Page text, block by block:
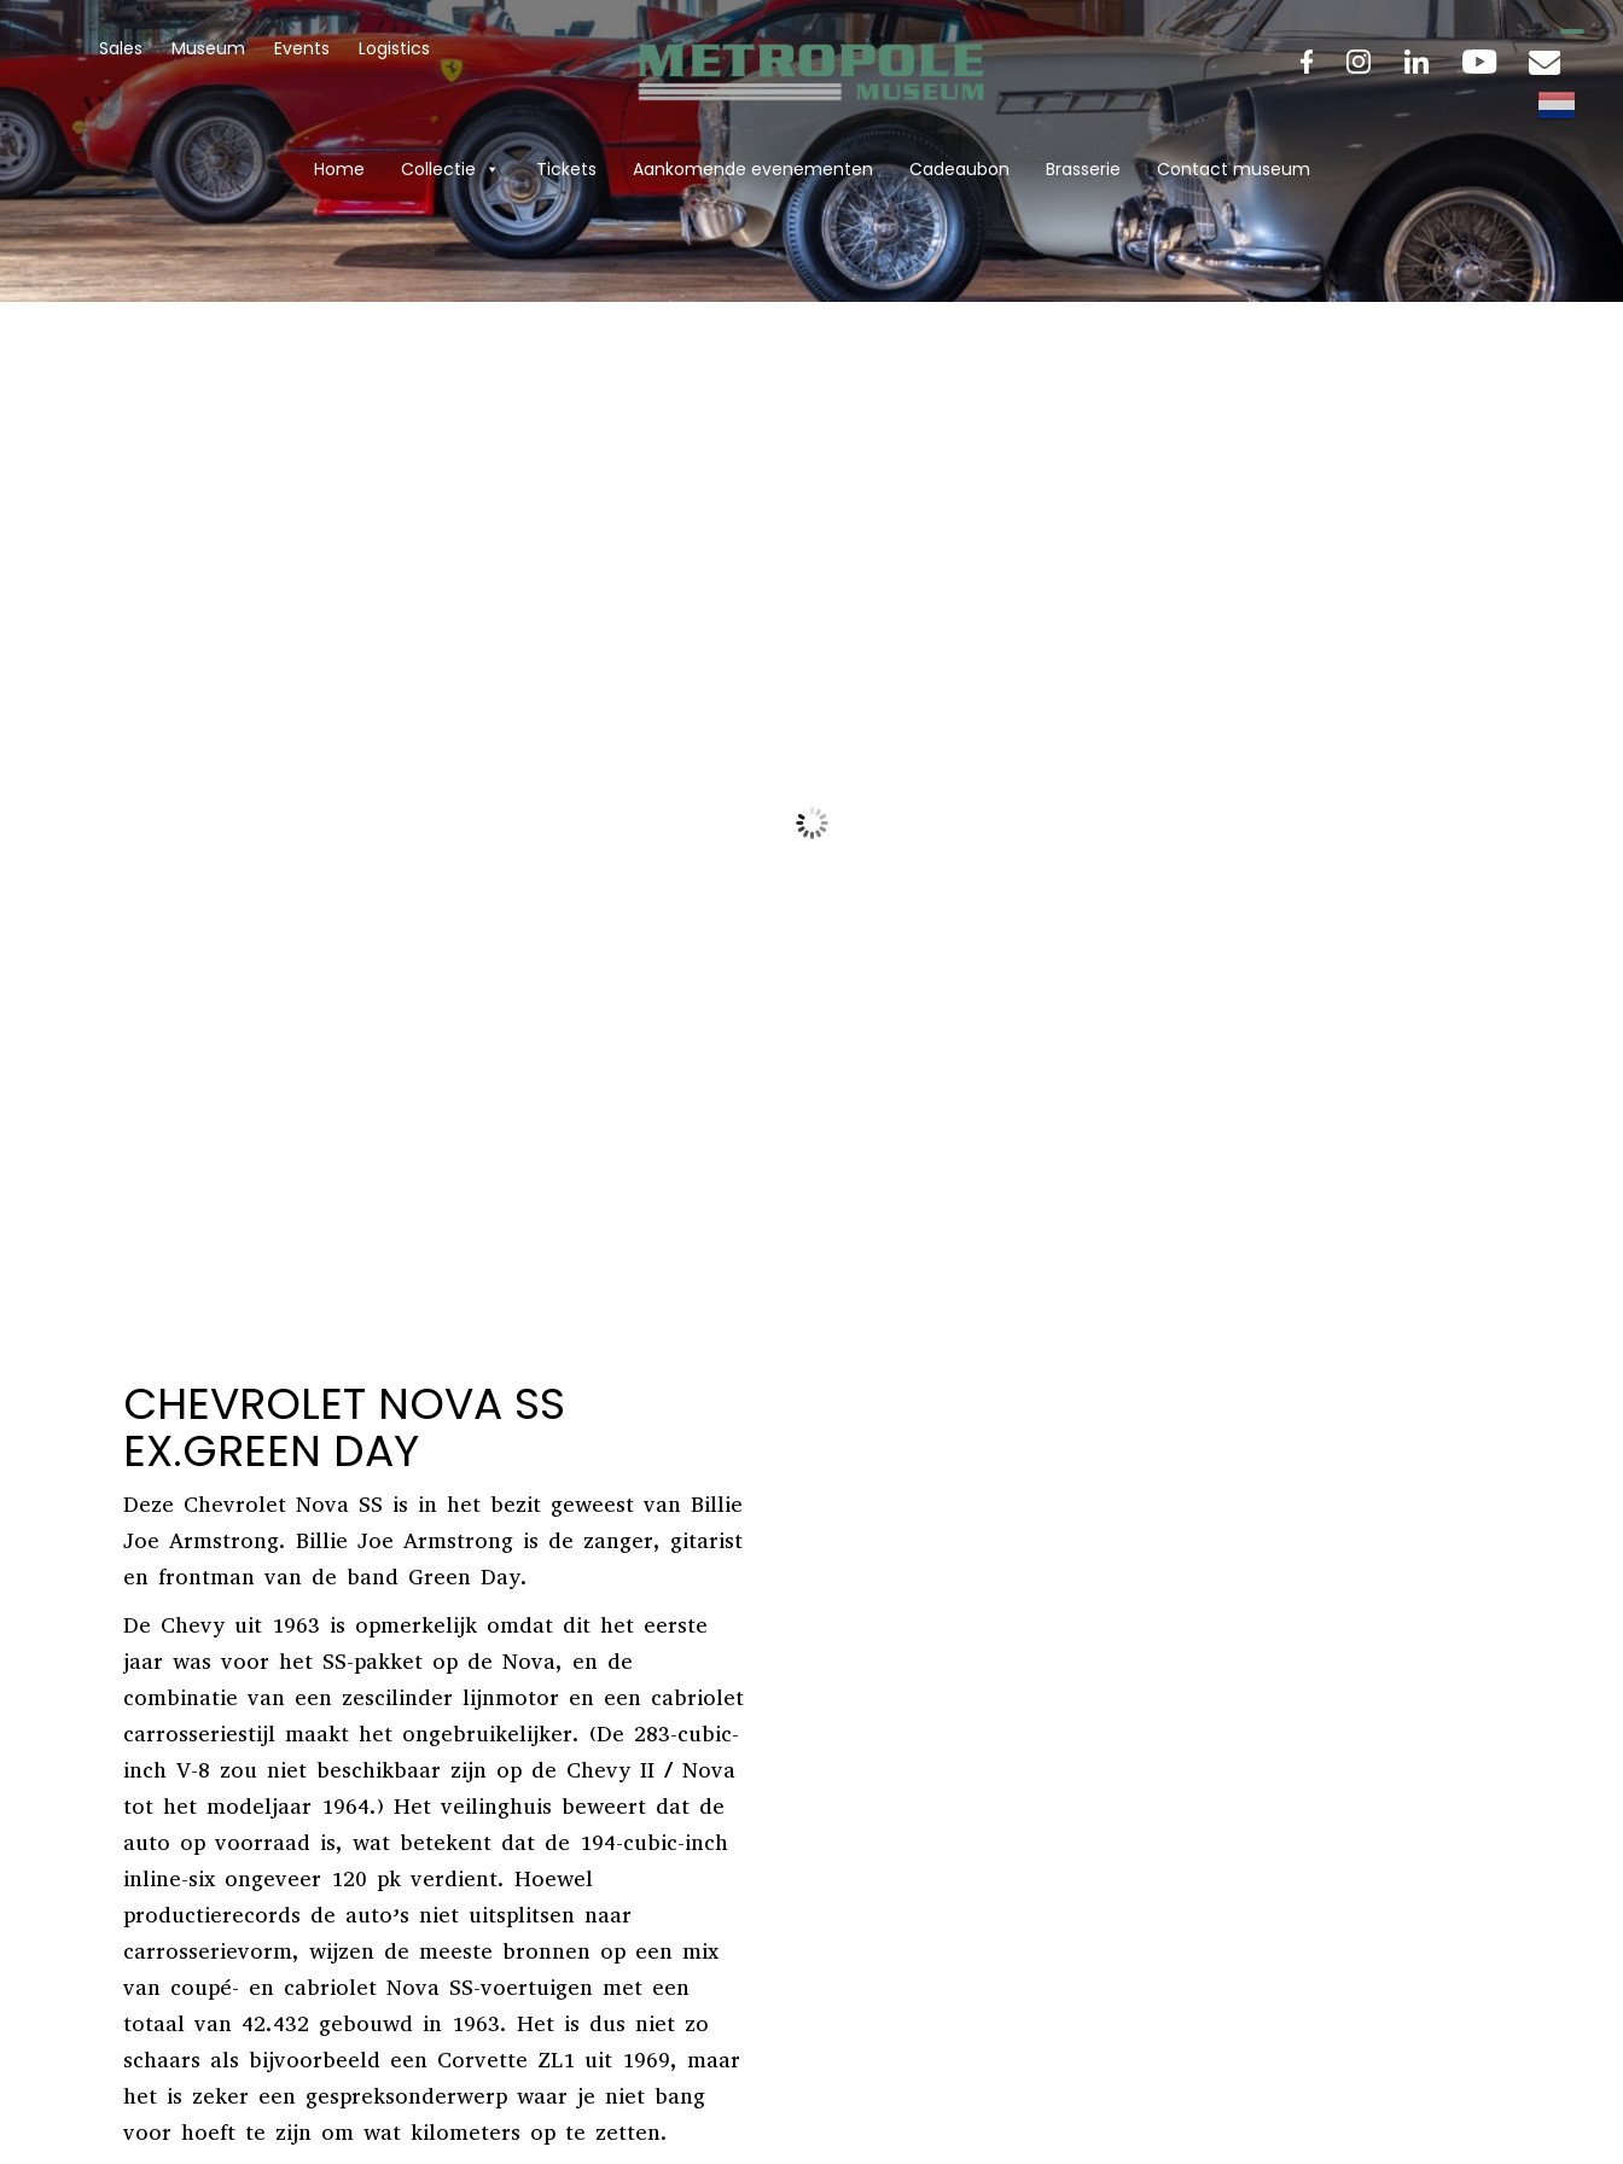
Sales Museum Events Logistics
Home Collectie Tickets Aankomende evenementen Cadeaubon Brasserie Contact museum
CHEVROLET NOVA SS
EX.GREEN DAY
Deze Chevrolet Nova SS is in het bezit geweest van Billie
Joe Armstrong. Billie Joe Armstrong is de zanger, gitarist
en frontman van de band Green Day.
De Chevy uit 1963 is opmerkelijk omdat dit het eerste
jaar was voor het SS-pakket op de Nova, en de
combinatie van een zescilinder lijnmotor en een cabriolet
carrosseriestijl maakt het ongebruikelijker. (De 283-cubic-
inch V-8 zou niet beschikbaar zijn op de Chevy II / Nova
tot het modeljaar 1964.) Het veilinghuis beweert dat de
auto op voorraad is, wat betekent dat de 194-cubic-inch
inline-six ongeveer 120 pk verdient. Hoewel
productierecords de auto’s niet uitsplitsen naar
carrosserievorm, wijzen de meeste bronnen op een mix
van coupé- en cabriolet Nova SS-voertuigen met een
totaal van 42.432 gebouwd in 1963. Het is dus niet zo
schaars als bijvoorbeeld een Corvette ZL1 uit 1969, maar
het is zeker een gespreksonderwerp waar je niet bang
voor hoeft te zijn om wat kilometers op te zetten.